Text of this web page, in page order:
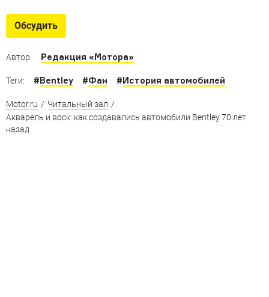
Обсудить
Автор: Редакция «Мотора»
Теги: #Bentley #Фан #История автомобилей
Motor.ru / Читальный зал /
Акварель и воск: как создавались автомобили Bentley 70 лет
назад